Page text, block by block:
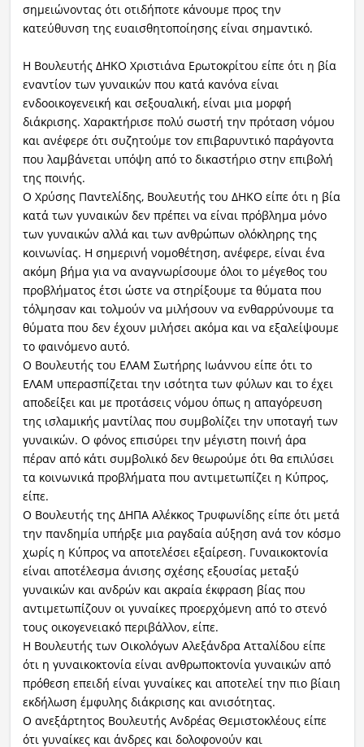
σημειώνοντας ότι οτιδήποτε κάνουμε προς την
κατεύθυνση της ευαισθητοποίησης είναι σημαντικό.
Η Βουλευτής ΔΗΚΟ Χριστιάνα Ερωτοκρίτου είπε ότι η βία
εναντίον των γυναικών που κατά κανόνα είναι
ενδοοικογενεική και σεξουαλική, είναι μια μορφή
διάκρισης. Χαρακτήρισε πολύ σωστή την πρόταση νόμου
και ανέφερε ότι συζητούμε τον επιβαρυντικό παράγοντα
που λαμβάνεται υπόψη από το δικαστήριο στην επιβολή
της ποινής.
Ο Χρύσης Παντελίδης, Βουλευτής του ΔΗΚΟ είπε ότι η βία
κατά των γυναικών δεν πρέπει να είναι πρόβλημα μόνο
των γυναικών αλλά και των ανθρώπων ολόκληρης της
κοινωνίας. Η σημερινή νομοθέτηση, ανέφερε, είναι ένα
ακόμη βήμα για να αναγνωρίσουμε όλοι το μέγεθος του
προβλήματος έτσι ώστε να στηρίξουμε τα θύματα που
τόλμησαν και τολμούν να μιλήσουν να ενθαρρύνουμε τα
θύματα που δεν έχουν μιλήσει ακόμα και να εξαλείψουμε
το φαινόμενο αυτό.
Ο Βουλευτής του ΕΛΑΜ Σωτήρης Ιωάννου είπε ότι το
ΕΛΑΜ υπερασπίζεται την ισότητα των φύλων και το έχει
αποδείξει και με προτάσεις νόμου όπως η απαγόρευση
της ισλαμικής μαντίλας που συμβολίζει την υποταγή των
γυναικών. Ο φόνος επισύρει την μέγιστη ποινή άρα
πέραν από κάτι συμβολικό δεν θεωρούμε ότι θα επιλύσει
τα κοινωνικά προβλήματα που αντιμετωπίζει η Κύπρος,
είπε.
Ο Βουλευτής της ΔΗΠΑ Αλέκκος Τρυφωνίδης είπε ότι μετά
την πανδημία υπήρξε μια ραγδαία αύξηση ανά τον κόσμο
χωρίς η Κύπρος να αποτελέσει εξαίρεση. Γυναικοκτονία
είναι αποτέλεσμα άνισης σχέσης εξουσίας μεταξύ
γυναικών και ανδρών και ακραία έκφραση βίας που
αντιμετωπίζουν οι γυναίκες προερχόμενη από το στενό
τους οικογενειακό περιβάλλον, είπε.
Η Βουλευτής των Οικολόγων Αλεξάνδρα Ατταλίδου είπε
ότι η γυναικοκτονία είναι ανθρωποκτονία γυναικών από
πρόθεση επειδή είναι γυναίκες και αποτελεί την πιο βίαιη
εκδήλωση έμφυλης διάκρισης και ανισότητας.
Ο ανεξάρτητος Βουλευτής Ανδρέας Θεμιστοκλέους είπε
ότι γυναίκες και άνδρες και δολοφονούν και